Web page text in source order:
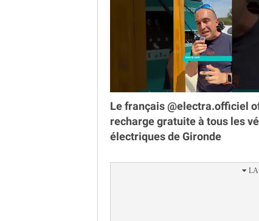
Le français @electra.officiel
recharge gratuite à tous les
électriques de Gironde